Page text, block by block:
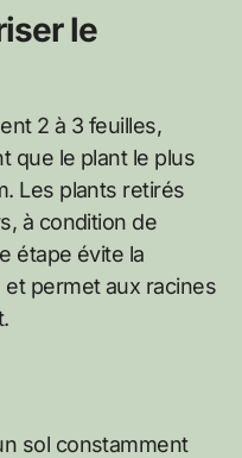
le
2 à 3 feuilles,
que le plant le plus
Les plants retirés
à condition de
étape évite la
permet aux racines
sol constamment